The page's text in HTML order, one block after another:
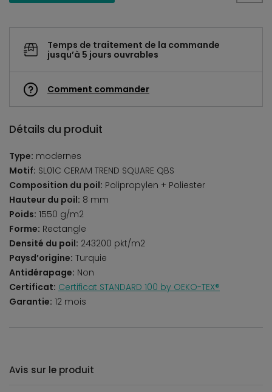
Temps de traitement de la commande
jusqu’à 5 jours ouvrables
Comment commander
Détails du produit
Type: modernes
Motif: SL01C CERAM TREND SQUARE QBS
Composition du poil: Polipropylen + Poliester
Hauteur du poil: 8 mm
Poids: 1550 g/m2
Forme: Rectangle
Densité du poil: 243200 pkt/m2
Paysd’origine: Turquie
Antidérapage: Non
Certificat: Certificat STANDARD 100 by OEKO-TEX®
Garantie: 12 mois
Avis sur le produit